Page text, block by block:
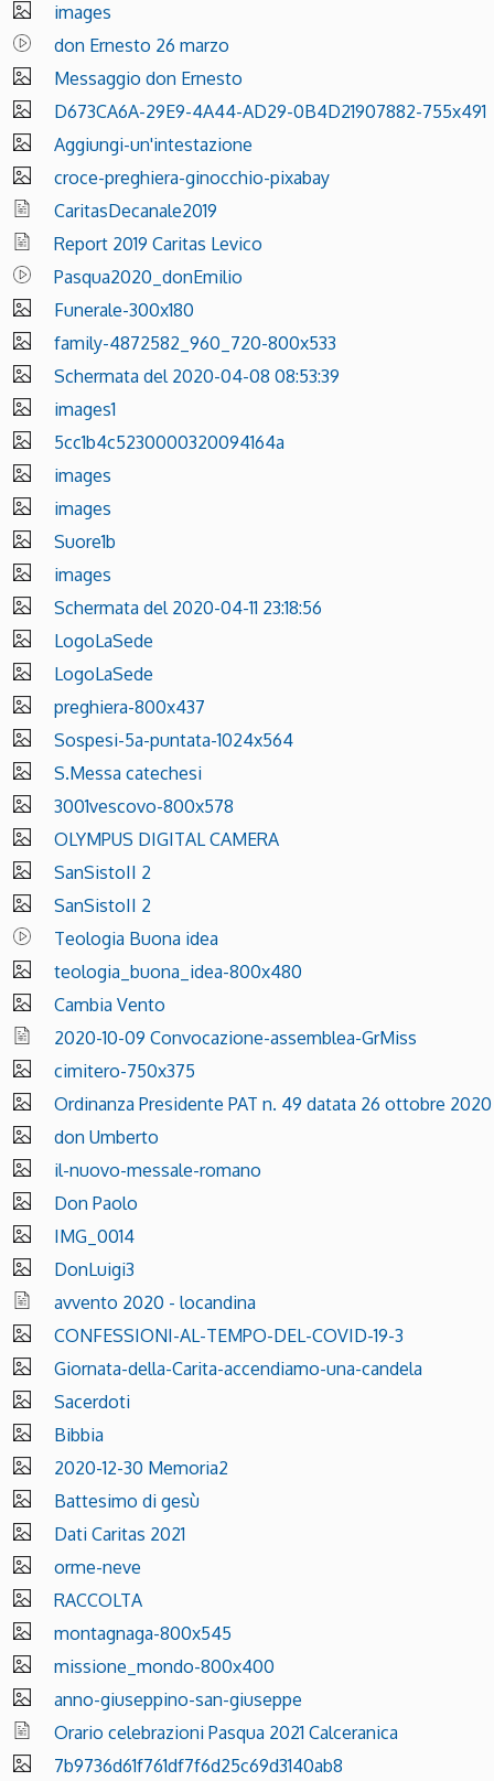
images
don Ernesto 26 marzo
Messaggio don Ernesto
D673CA6A-29E9-4A44-AD29-0B4D21907882-755x491
Aggiungi-un'intestazione
croce-preghiera-ginocchio-pixabay
CaritasDecanale2019
Report 2019 Caritas Levico
Pasqua2020_donEmilio
Funerale-300x180
family-4872582_960_720-800x533
Schermata del 2020-04-08 08:53:39
images1
5cc1b4c5230000320094164a
images
images
Suore1b
images
Schermata del 2020-04-11 23:18:56
LogoLaSede
LogoLaSede
preghiera-800x437
Sospesi-5a-puntata-1024x564
S.Messa catechesi
3001vescovo-800x578
OLYMPUS DIGITAL CAMERA
SanSistoII 2
SanSistoII 2
Teologia Buona idea
teologia_buona_idea-800x480
Cambia Vento
2020-10-09 Convocazione-assemblea-GrMiss
cimitero-750x375
Ordinanza Presidente PAT n. 49 datata 26 ottobre 2020
don Umberto
il-nuovo-messale-romano
Don Paolo
IMG_0014
DonLuigi3
avvento 2020 - locandina
CONFESSIONI-AL-TEMPO-DEL-COVID-19-3
Giornata-della-Carita-accendiamo-una-candela
Sacerdoti
Bibbia
2020-12-30 Memoria2
Battesimo di gesù
Dati Caritas 2021
orme-neve
RACCOLTA
montagnaga-800x545
missione_mondo-800x400
anno-giuseppino-san-giuseppe
Orario celebrazioni Pasqua 2021 Calceranica
7b9736d61f761df7f6d25c69d3140ab8